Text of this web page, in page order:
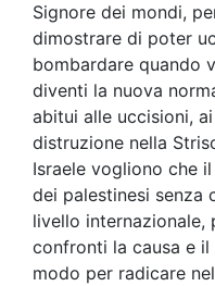
Signore dei mondi,
dimostrare di poter
bombardare quando
diventi la nuova
abitui alle uccisioni,
distruzione nella
Israele vogliono che
dei palestinesi senza
livello internazionale,
confronti la causa e
modo per radicare